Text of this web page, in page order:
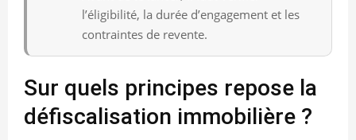
l’éligibilité, la durée d’engagement et les
contraintes de revente.
Sur quels principes repose la
défiscalisation immobilière ?